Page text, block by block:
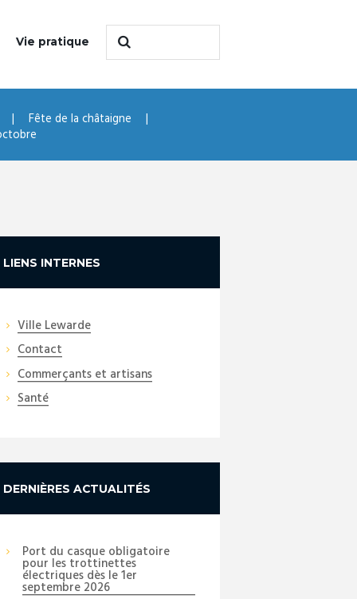
Vie pratique
Fête de la châtaigne
LIENS INTERNES
Ville Lewarde
Contact
Commerçants et artisans
Santé
DERNIÈRES ACTUALITÉS
Port du casque obligatoire
pour les trottinettes
électriques dès le 1er
septembre 2026